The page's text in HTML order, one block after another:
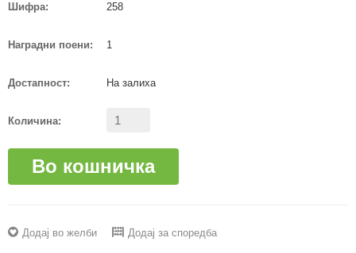
Шифра: 258
Наградни поени: 1
Достапност: На залиха
Количина:
Во кошничка
Додај во желби Додај за споредба